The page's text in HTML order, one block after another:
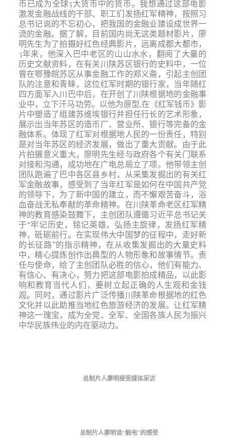
币已成为全球5大货币中的货币。我想通过这部电影
激发金融战线的干部、职工们发扬红军精神，按照习
总书记说的不忘初心，把我国的金融业建设成世界一
流的金融。据了解，目前国内尚无这类题材影片，廖
明先生为了拍摄好红色经典影片，远离成都大都市，
3年来，他深入巴中老区的山山水水，翻阅了大量的
历史文献资料，在有关川陕苏区银行的史料中，一位
曾在鄂豫皖苏区从事金融工作的郑义斋，引起主创团
队的注意和青睐，这位红军时期的银行家，当年随红
四方面军入川巴中后，在开创了川陕根据地的金融事
业中，立下汗马功劳。以他为原型,在《红军钱币》影
片中塑造了组建苏维埃银行并担任行长的艺术形象，
展示出当年苏区的造币厂、营业所、银行等完备的金
融体系。体现了红军对根据地人民的一份责任，特别
是对当年苏区的经济发展，做出了重大贡献。由于此
片拍摄意义重大，廖明先生经与政府各个有关门联系
对接和沟通，成功地在广电总局立了项。他带领主创
团队跑遍了巴中各区县乡村，从采集发掘出的有关红
军金融故事，感受到了当年红军是如何在中国共产党
的领导下，为了新中国的建立，而不懈艰苦奋斗，浴
血奋战无私奉献的革命精神。在川陕革命老区红军精
神的教育感染鼓舞下，主创团队遵循习近平总书记关
于“牢记历史，铭记英雄，弘扬主旋律，发扬红军精
神，砥砺前行。在实现伟大中国梦的征程中，走好新
的长征路”的指示精神，在从收集发掘出的大量史料
中，精心提炼创作出典型的人物形象和故事情节。责
任与使命，给了主创团队必胜的信心，他们有能力、
有信心、有决心，努力把这部电影拍成精品，以此影
响和教育当代人们，要树立起正确的人生观和金钱
观。同时，通过影片广泛传播川陕革命根据地的红色
文化并以此助推当地红色旅游经济的发展。让红军精
神这一瑰宝，成为全党、全军、全国各族人民为振兴
中华民族伟业的内在驱动力。
总制片人廖明接受媒体采访
总制片人廖明谈“触电”的感受